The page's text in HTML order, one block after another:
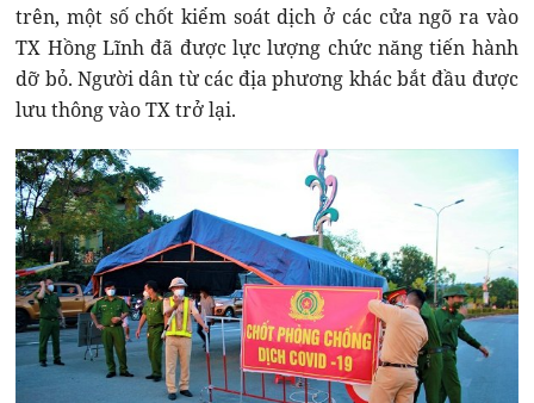
trên, một số chốt kiểm soát dịch ở các cửa ngõ ra vào
TX Hồng Lĩnh đã được lực lượng chức năng tiến hành
dỡ bỏ. Người dân từ các địa phương khác bắt đầu được
lưu thông vào TX trở lại.